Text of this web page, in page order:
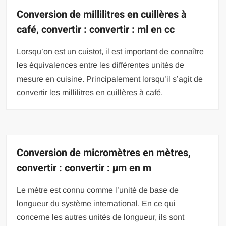
Conversion de millilitres en cuillères à
café, convertir : convertir : ml en cc
Lorsqu’on est un cuistot, il est important de connaître
les équivalences entre les différentes unités de
mesure en cuisine. Principalement lorsqu’il s’agit de
convertir les millilitres en cuillères à café.
Conversion de micromètres en mètres,
convertir : convertir : µm en m
Le mètre est connu comme l’unité de base de
longueur du système international. En ce qui
concerne les autres unités de longueur, ils sont